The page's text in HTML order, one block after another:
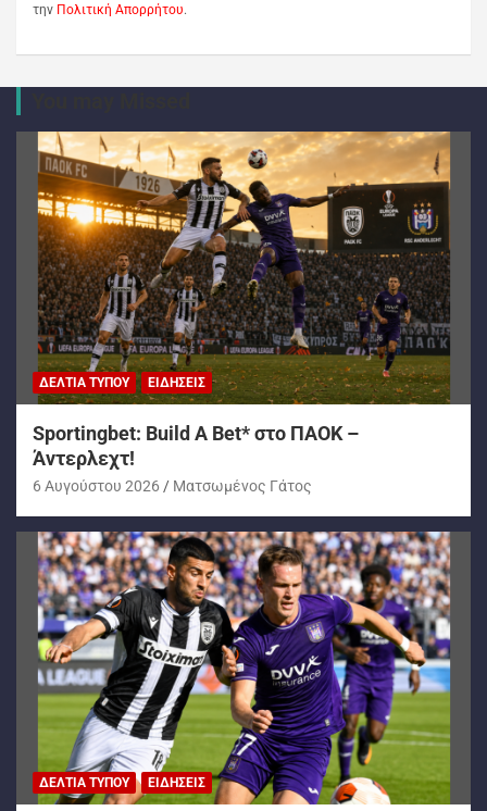
την Πολιτική Απορρήτου.
ΔΕΛΤΊΑ ΤΎΠΟΥ ΕΙΔΉΣΕΙΣ
Sportingbet: Build A Bet* στο ΠΑΟΚ –
Άντερλεχτ!
6 Αυγούστου 2026 Ματσωμένος Γάτος
ΔΕΛΤΊΑ ΤΎΠΟΥ ΕΙΔΉΣΕΙΣ